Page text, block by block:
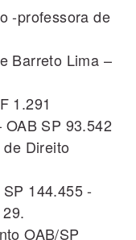
de
Lima –
SP 93.542
Direito
144.455 -
SP 29.
OAB/SP